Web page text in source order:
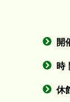
開
時
休